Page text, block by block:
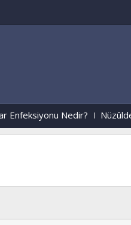
Nedir? Nüzûlden Hayata...